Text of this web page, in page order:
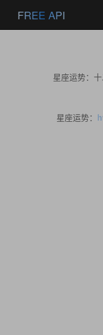
FREE API
星座运势：
星座运势：